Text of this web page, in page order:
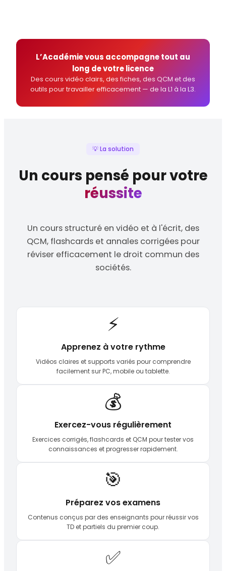
L’Académie vous accompagne tout au
long de votre licence
Des cours vidéo clairs, des fiches, des QCM et des
outils pour travailler efficacement — de la L1 à la L3.
💡 La solution
Un cours pensé pour votre
réussite
Un cours structuré en vidéo et à l'écrit, des
QCM, flashcards et annales corrigées pour
réviser efficacement le droit commun des
sociétés.
⚡
Apprenez à votre rythme
Vidéos claires et supports variés pour comprendre
facilement sur PC, mobile ou tablette.
💰
Exercez-vous régulièrement
Exercices corrigés, flashcards et QCM pour tester vos
connaissances et progresser rapidement.
🎯
Préparez vos examens
Contenus conçus par des enseignants pour réussir vos
TD et partiels du premier coup.
✅